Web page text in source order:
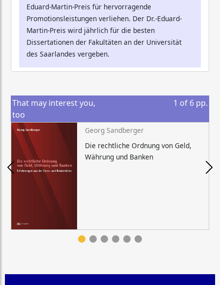
Eduard-Martin-Preis für hervorragende
Promotionsleistungen verliehen. Der Dr.-Eduard-
Martin-Preis wird jährlich für die besten
Dissertationen der Fakultäten an der Universität
des Saarlandes vergeben.
That may interest you,
too
1 of 6 pp.
Georg Sandberger
Die rechtliche Ordnung von Geld,
Währung und Banken